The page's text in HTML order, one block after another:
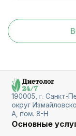
190005, г. Санкт-
округ
А, пом. 8-Н
Основные